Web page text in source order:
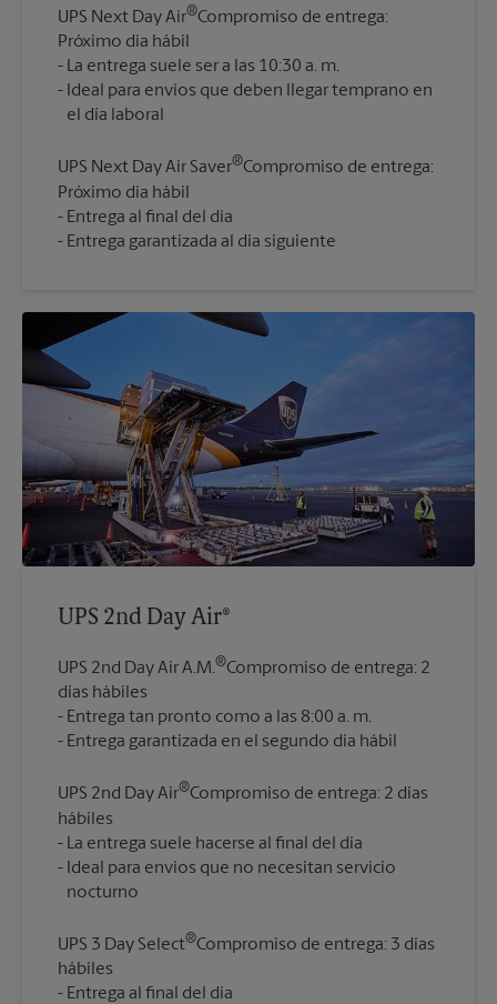
UPS Next Day Air®Compromiso de entrega:
Próximo día hábil
La entrega suele ser a las 10:30 a. m.
Ideal para envíos que deben llegar temprano en
UPS Next Day Air Saver®Compromiso de entrega:
Próximo día hábil
Entrega al final del día
Entrega garantizada al día siguiente
UPS 2nd Day Air®
UPS 2nd Day Air A.M.®Compromiso de entrega: 2
días hábiles
Entrega tan pronto como a las 8:00 a. m.
UPS 2nd Day Air®Compromiso de entrega: 2 días
hábiles
La entrega suele hacerse al final del día
Ideal para envíos que no necesitan servicio
UPS 3 Day Select®Compromiso de entrega: 3 días
hábiles
Entrega al final del día